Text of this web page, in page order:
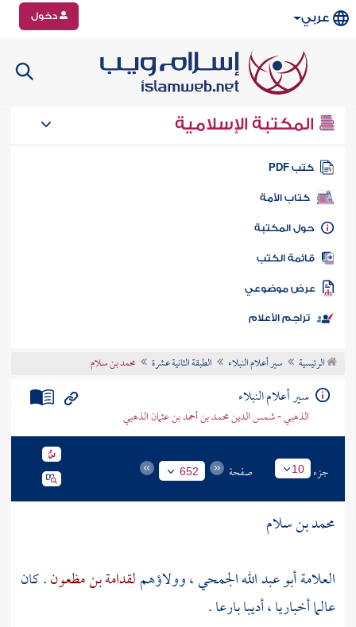
عربي دخول
المكتبة الإسلامية
كتب PDF
كتاب الأمة
المكتبة
الكتب
موضوعي
تراجم الأعلام
الرئيسية سير أعلام النبلاء الطبقة الثانية عشرة محمد بن سلام
سير أعلام النبلاء
الذهبي - شمس الدين محمد بن أحمد بن عثمان الذهبي
جزء 10 صفحة 652
محمد بن سلام
العلامة أبو عبد الله الجمحي ، وولاؤهملقدامة بن مظعون. كان
عالما أخباريا ، أديبا بارعا .